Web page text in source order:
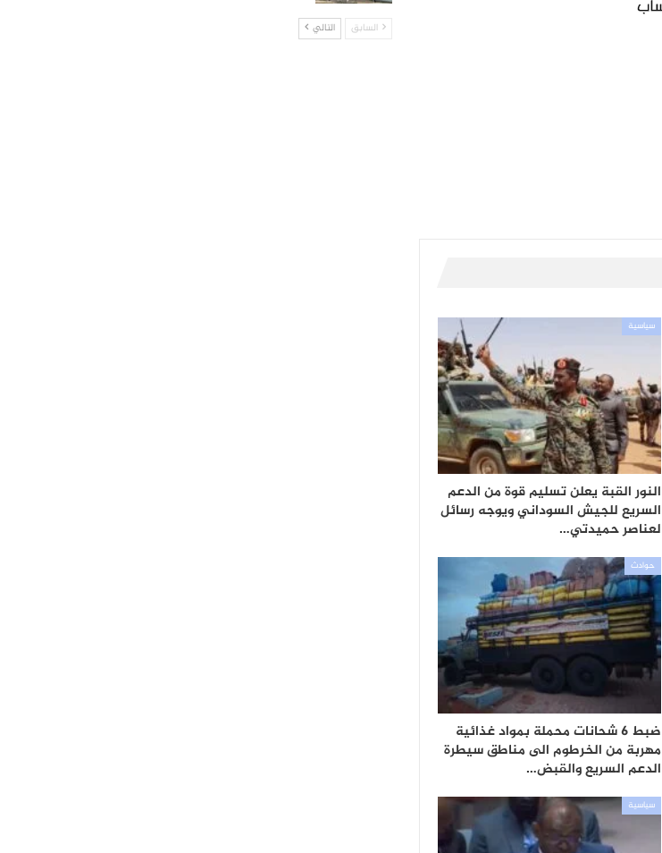
سياسية
النور القبة يعلن تسليم قوة من الدعم
السريع للجيش السوداني ويوجه رسائل
لعناصر حميدتي…
حوادث
ضبط 6 شحانات محملة بمواد غذائية
مهربة من الخرطوم الى مناطق سيطرة
الدعم السريع والقبض…
سياسية
السابق التالي